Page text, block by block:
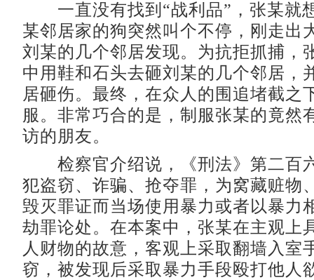
一直没有找到“战利品”，张某就
某邻居家的狗突然叫个不停，刚走出
刘某的几个邻居发现。为抗拒抓捕，
中用鞋和石头去砸刘某的几个邻居，
居砸伤。最终，在众人的围追堵截之
服。非常巧合的是，制服张某的竟然
访的朋友。
检察官介绍说，《刑法》第二百
犯盗窃、诈骗、抢夺罪，为窝藏赃物
毁灭罪证而当场使用暴力或者以暴力
劫罪论处。在本案中，张某在主观上
人财物的故意，客观上采取翻墙入室
窃，被发现后采取暴力手段殴打他人